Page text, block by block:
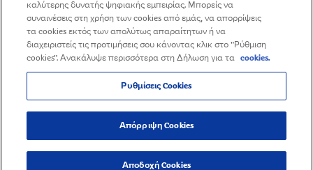
Δήλωση Απορρήτου Θέσεις εργασίας
© 2025 Mondelez Eλλάς ΑΕ - Με την επιφύλαξη παντός δικαιώματος
καλύτερης δυνατής ψηφιακής εμπειρίας. Μπορείς να
συναινέσεις στη χρήση των cookies από εμάς, να απορρίψεις
τα cookies εκτός των απολύτως απαραίτητων ή να
διαχειριστείς τις προτιμήσεις σου κάνοντας κλικ στο "Ρύθμιση
cookies". Ανακάλυψε περισσότερα στη Δήλωση για τα
cookies.
Ρυθμίσεις Cookies
Απόρριψη Cookies
Αποδοχή Cookies